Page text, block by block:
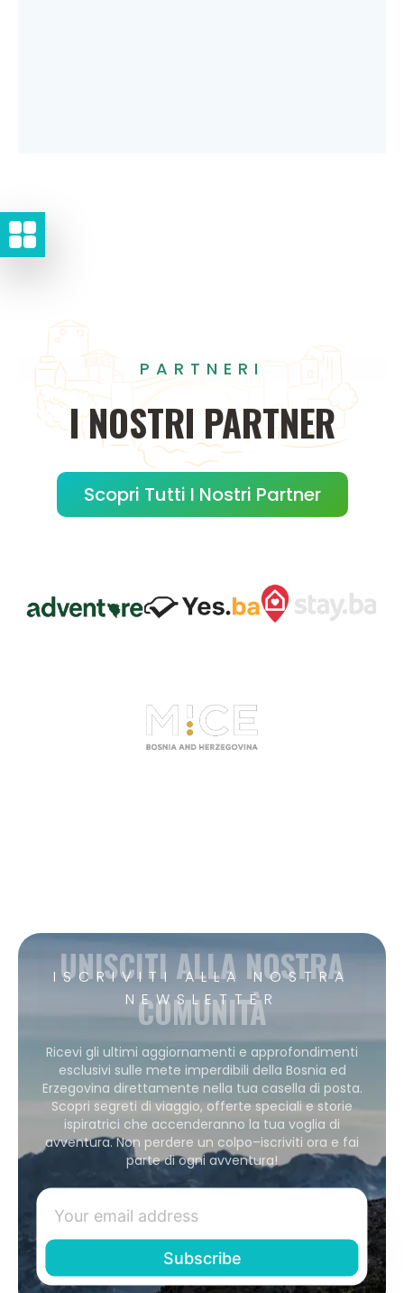
PARTNERI
INOSTRI PARTNER
Scopri Tutti I Nostri Partner
ISCRIVITI ALLA NOSTRA
NEWSLETTER
UNISCITI ALLA NOSTRA
COMUNITÀ
Ricevi gli ultimi aggiornamenti e approfondimenti
esclusivi sulle mete imperdibili della Bosnia ed
Erzegovina direttamente nella tua casella di posta.
Scopri segreti di viaggio, offerte speciali e storie
ispiratrici che accenderanno la tua voglia di
avventura. Non perdere un colpo–iscriviti ora e fai
parte di ogni avventura!